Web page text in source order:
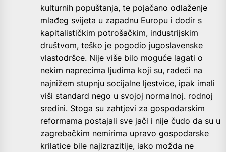
kulturnih popuštanja, te pojačano odlaženje
mlađeg svijeta u zapadnu Europu i dodir s
kapitalističkim potrošačkim, industrijskim
društvom, teško je pogodio jugoslavenske
vlastodršce. Nije više bilo moguće lagati o
nekim naprecima ljudima koji su, radeći na
najnižem stupnju socijalne ljestvice, ipak imali
viši standard nego u svojoj normalnoj. rodnoj
sredini. Stoga su zahtjevi za gospodarskim
reformama postajali sve jači i nije čudo da su u
zagrebačkim nemirima upravo gospodarske
krilatice bile najizrazitije, iako možda ne